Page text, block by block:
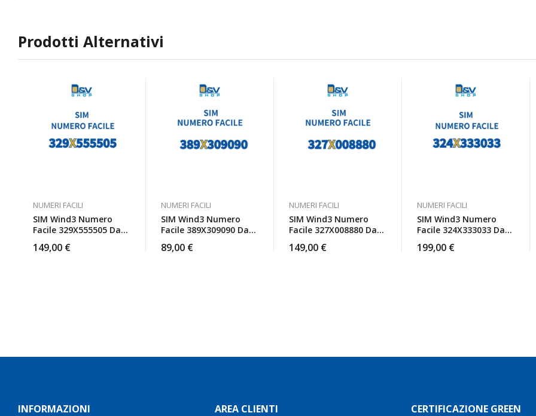
Prodotti Alternativi
NUMERI FACILI
SIM Wind3 Numero
Facile 329X555505 Da
149,00 €
NUMERI FACILI
SIM Wind3 Numero
Facile 389X309090 Da
89,00 €
NUMERI FACILI
SIM Wind3 Numero
Facile 327X008880 Da
149,00 €
NUMERI FACILI
SIM Wind3 Numero
Facile 324X333033 Da
199,00 €
INFORMAZIONI AREA CLIENTI CERTIFICAZIONE GREEN